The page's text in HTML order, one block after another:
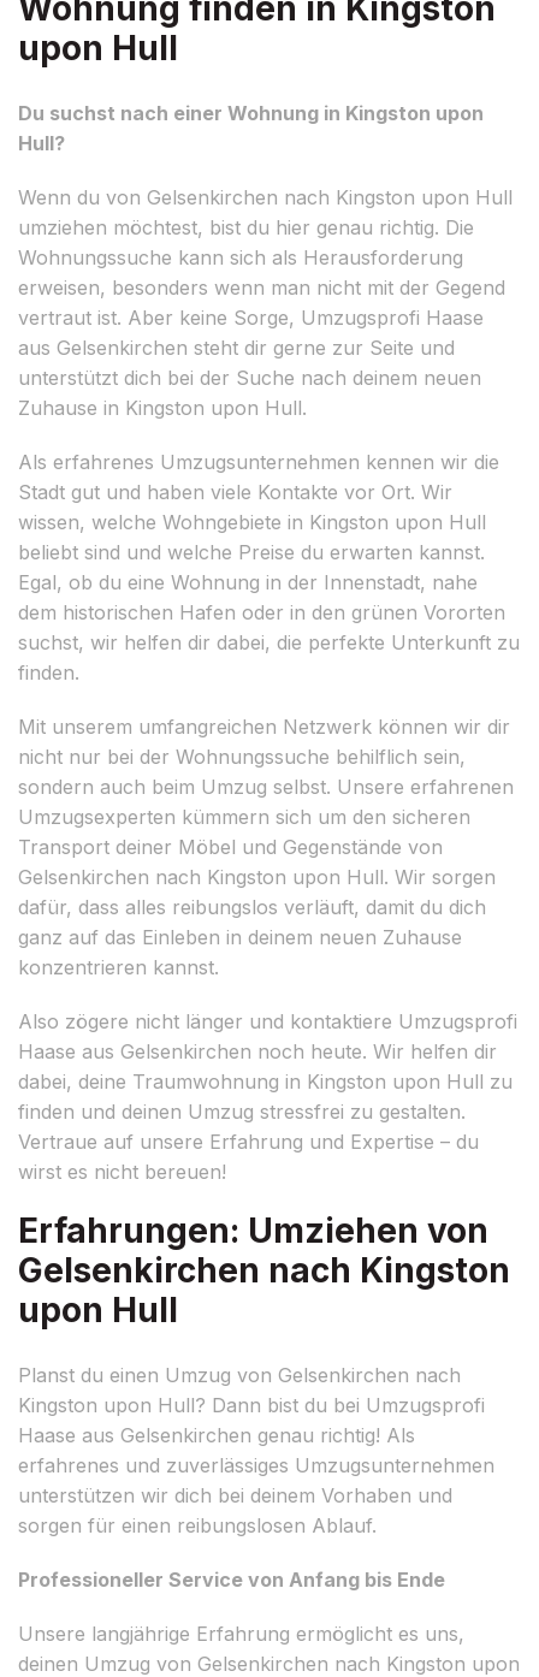
Wohnung finden in Kingston
upon Hull
Du suchst nach einer Wohnung in Kingston upon
Hull?
Wenn du von Gelsenkirchen nach Kingston upon Hull
umziehen möchtest, bist du hier genau richtig. Die
Wohnungssuche kann sich als Herausforderung
erweisen, besonders wenn man nicht mit der Gegend
vertraut ist. Aber keine Sorge, Umzugsprofi Haase
aus Gelsenkirchen steht dir gerne zur Seite und
unterstützt dich bei der Suche nach deinem neuen
Zuhause in Kingston upon Hull.
Als erfahrenes Umzugsunternehmen kennen wir die
Stadt gut und haben viele Kontakte vor Ort. Wir
wissen, welche Wohngebiete in Kingston upon Hull
beliebt sind und welche Preise du erwarten kannst.
Egal, ob du eine Wohnung in der Innenstadt, nahe
dem historischen Hafen oder in den grünen Vororten
suchst, wir helfen dir dabei, die perfekte Unterkunft zu
finden.
Mit unserem umfangreichen Netzwerk können wir dir
nicht nur bei der Wohnungssuche behilflich sein,
sondern auch beim Umzug selbst. Unsere erfahrenen
Umzugsexperten kümmern sich um den sicheren
Transport deiner Möbel und Gegenstände von
Gelsenkirchen nach Kingston upon Hull. Wir sorgen
dafür, dass alles reibungslos verläuft, damit du dich
ganz auf das Einleben in deinem neuen Zuhause
konzentrieren kannst.
Also zögere nicht länger und kontaktiere Umzugsprofi
Haase aus Gelsenkirchen noch heute. Wir helfen dir
dabei, deine Traumwohnung in Kingston upon Hull zu
finden und deinen Umzug stressfrei zu gestalten.
Vertraue auf unsere Erfahrung und Expertise – du
wirst es nicht bereuen!
Erfahrungen: Umziehen von
Gelsenkirchen nach Kingston
upon Hull
Planst du einen Umzug von Gelsenkirchen nach
Kingston upon Hull? Dann bist du bei Umzugsprofi
Haase aus Gelsenkirchen genau richtig! Als
erfahrenes und zuverlässiges Umzugsunternehmen
unterstützen wir dich bei deinem Vorhaben und
sorgen für einen reibungslosen Ablauf.
Professioneller Service von Anfang bis Ende
Unsere langjährige Erfahrung ermöglicht es uns,
deinen Umzug von Gelsenkirchen nach Kingston upon